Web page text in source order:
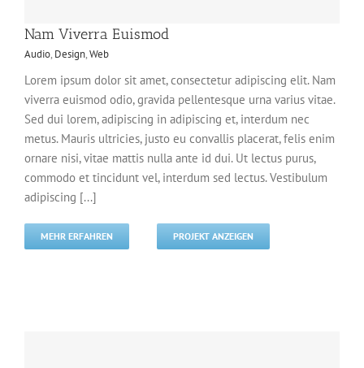
Nam Viverra Euismod
Audio, Design,Web
Lorem ipsum dolor sit amet, consectetur adipiscing elit. Nam
viverra euismod odio, gravida pellentesque urna varius vitae.
Sed dui lorem, adipiscing in adipiscing et, interdum nec
metus. Mauris ultricies, justo eu convallis placerat, felis enim
ornare nisi, vitae mattis nulla ante id dui. Ut lectus purus,
commodo et tincidunt vel, interdum sed lectus. Vestibulum
adipiscing [...]
MEHR ERFAHREN PROJEKT ANZEIGEN